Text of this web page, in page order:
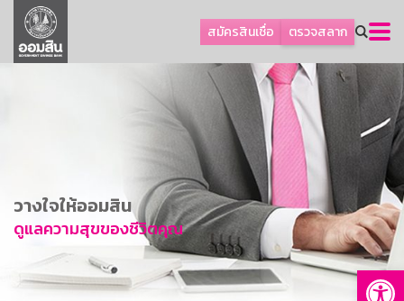
สมัครสินเชื่อ ตรวจสลาก
ลูกค้าธุรกิจ
ลูกค้าผู้ประกอบรายย่อย
การพัฒนาที่ยั่งยืน
ข่าวสาร
บริการทางการเงิน
อื่นๆ
วางใจให้ออมสิน
ดูแลความสุขของชีวิตคุณ